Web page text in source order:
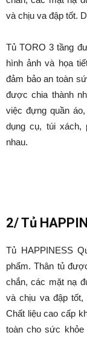
và chịu va đập tốt.
Tủ TORO 3 tầng
hình ảnh và họa
đảm bảo an toàn
được chia thành
việc đựng quần
dụng cụ, túi xách,
nhau.
2/ Tủ
Tủ HAPPINESS
phẩm. Thân tủ
chắn, các mặt nạ
và chịu va đập
Chất liệu cao cấp
toàn cho sức